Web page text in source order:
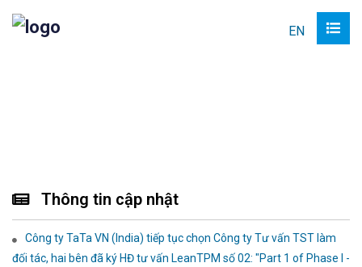
EN
Thông tin cập nhật
Công ty TaTa VN (India) tiếp tục chọn Công ty Tư vấn TST làm
đối tác, hai bên đã ký HĐ tư vấn LeanTPM số 02: "Part 1 of Phase I -